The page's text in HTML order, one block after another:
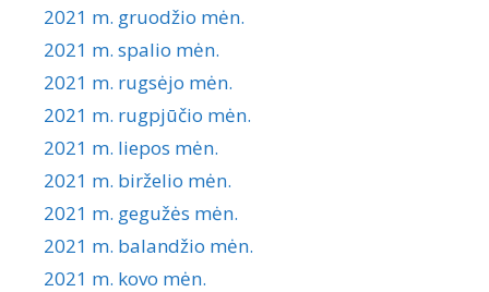
2021 m. gruodžio mėn.
2021 m. spalio mėn.
2021 m. rugsėjo mėn.
2021 m. rugpjūčio mėn.
2021 m. liepos mėn.
2021 m. birželio mėn.
2021 m. gegužės mėn.
2021 m. balandžio mėn.
2021 m. kovo mėn.